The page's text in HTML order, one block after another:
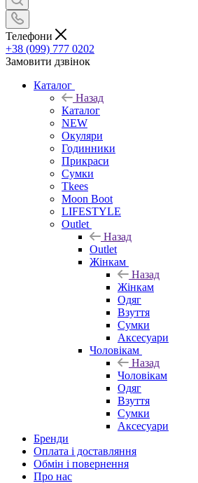
Телефони
+38 (099) 777 0202
Замовити дзвінок
Каталог
Назад
Каталог
NEW
Окуляри
Годинники
Прикраси
Сумки
Tkees
Moon Boot
LIFESTYLE
Outlet
Назад
Outlet
Жінкам
Назад
Жінкам
Одяг
Взуття
Сумки
Аксесуари
Чоловікам
Назад
Чоловікам
Одяг
Взуття
Сумки
Аксесуари
Бренди
Оплата і доставляння
Обмін і повернення
Про нас